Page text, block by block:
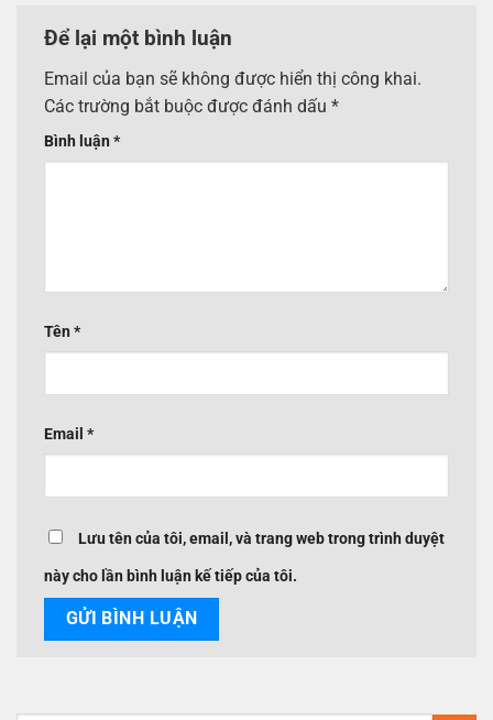
Để lại một bình luận
Email của bạn sẽ không được hiển thị công khai.
Các trường bắt buộc được đánh dấu *
Bình luận *
Tên *
Email *
Lưu tên của tôi, email, và trang web trong trình duyệt
này cho lần bình luận kế tiếp của tôi.